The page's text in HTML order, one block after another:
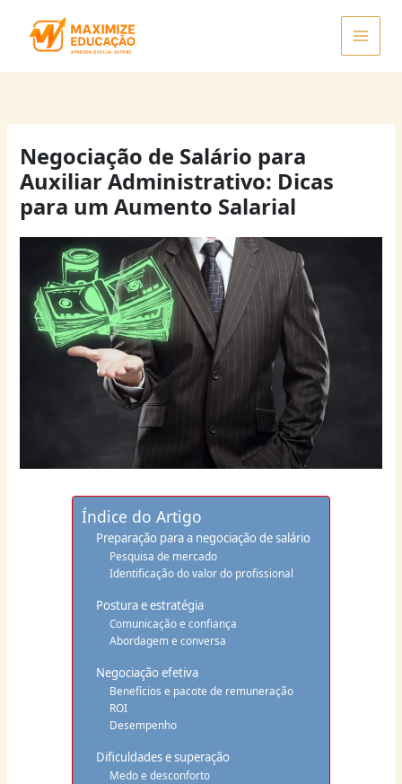
Negociação de Salário para
Auxiliar Administrativo: Dicas
para um Aumento Salarial
Índice do Artigo
Preparação para a negociação de salário
Pesquisa de mercado
Identificação do valor do profissional
Postura e estratégia
Comunicação e confiança
Abordagem e conversa
Negociação efetiva
Benefícios e pacote de remuneração
ROI
Desempenho
Dificuldades e superação
Medo e desconforto